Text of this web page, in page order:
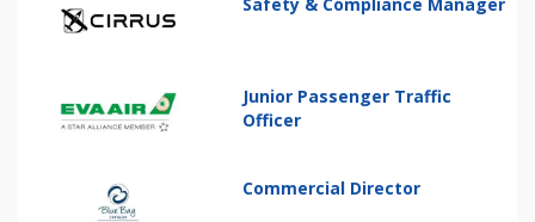
Safety & Compliance Manager
Junior Passenger Traffic
Officer
Commercial Director